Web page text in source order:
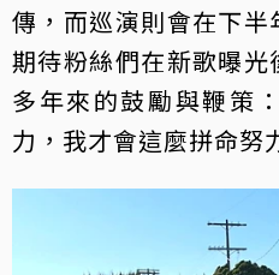
傳，而巡演則會在下
期待粉絲們在新歌曝
多年來的鼓勵與鞭策
力，我才會這麼拼命努